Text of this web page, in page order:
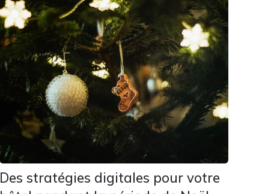
Des stratégies digitales pour votre